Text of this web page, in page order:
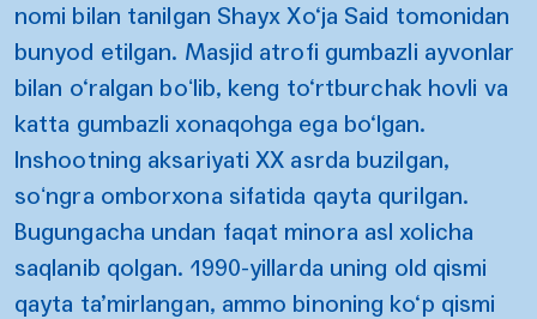
nomi bilan tanilgan Shayx Xo‘ja Said tomonidan
bunyod etilgan. Masjid atrofi gumbazli ayvonlar
bilan o‘ralgan boʻlib, keng to‘rtburchak hovli va
katta gumbazli xonaqohga ega bo‘lgan.
Inshootning aksariyati XX asrda buzilgan,
soʻngra omborxona sifatida qayta qurilgan.
Bugungacha undan faqat minora asl xolicha
saqlanib qolgan. 1990-yillarda uning old qismi
qayta ta’mirlangan, ammo binoning ko‘p qismi